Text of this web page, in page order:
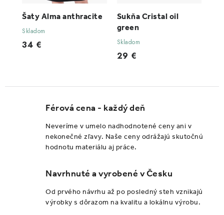
Férová cena - každý deň
Neveríme v umelo nadhodnotené ceny ani v
nekonečné zľavy. Naše ceny odrážajú skutočnú
hodnotu materiálu aj práce.
Navrhnuté a vyrobené v Česku
Od prvého návrhu až po posledný steh vznikajú
výrobky s dôrazom na kvalitu a lokálnu výrobu.
Šaty Alma anthracite
Skladom
34 €
Sukňa Cristal oil
green
Skladom
29 €